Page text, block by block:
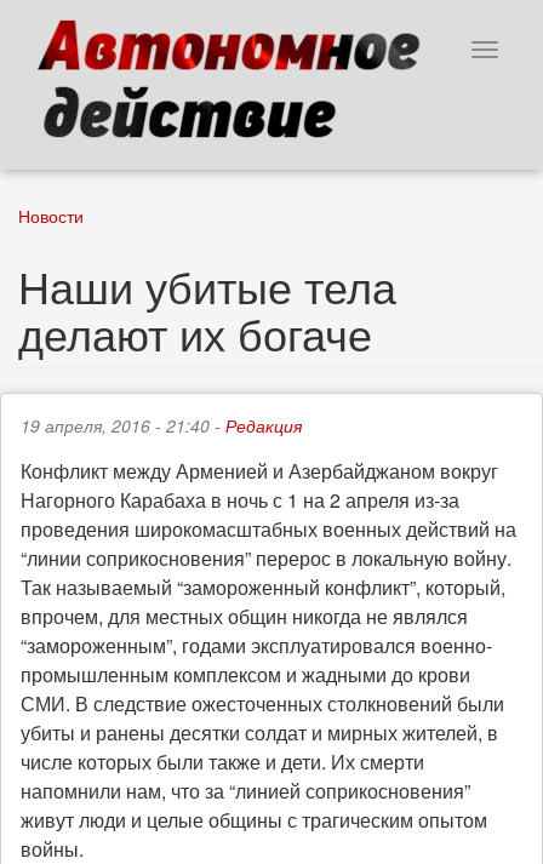
основному
содержанию
Toggle
Новости
Наши убитые тела
делают их богаче
19 апреля, 2016 - 21:40 - Редакция
Конфликт между Арменией и Азербайджаном вокруг
Нагорного Карабаха в ночь с 1 на 2 апреля из-за
проведения широкомасштабных военных действий на
“линии соприкосновения” перерос в локальную войну.
Так называемый “замороженный конфликт”, который,
впрочем, для местных общин никогда не являлся
“замороженным”, годами эксплуатировался военно-
промышленным комплексом и жадными до крови
СМИ. В следствие ожесточенных столкновений были
убиты и ранены десятки солдат и мирных жителей, в
числе которых были также и дети. Их смерти
напомнили нам, что за “линией соприкосновения”
живут люди и целые общины с трагическим опытом
войны.